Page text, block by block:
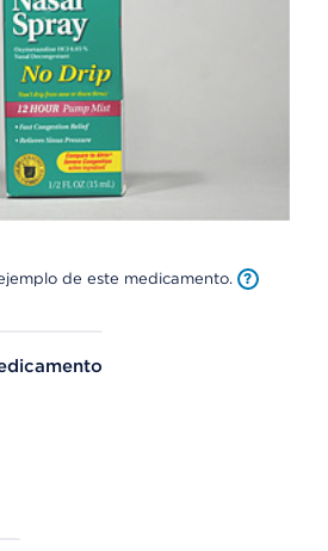
de este medicamento.